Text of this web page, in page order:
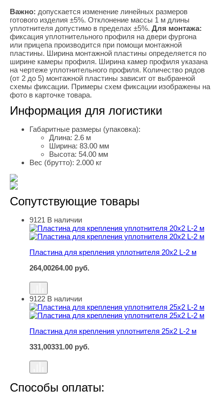
Важно: допускается изменение линейных размеров
готового изделия ±5%. Отклонение массы 1 м длины
уплотнителя допустимо в пределах ±5%. Для монтажа:
фиксация уплотнительного профиля на двери фургона
или прицепа производится при помощи монтажной
пластины. Ширина монтажной пластины определяется по
ширине камеры профиля. Ширина камер профиля указана
на чертеже уплотнительного профиля. Количество рядов
(от 2 до 5) монтажной пластины зависит от выбранной
схемы фиксации. Примеры схем фиксации изображены на
фото в карточке товара.
Информация для логистики
Габаритные размеры (упаковка):
Длина: 2.6 м
Ширина: 83.00 мм
Высота: 54.00 мм
Вес (брутто): 2.000 кг
Сопутствующие товары
Пластина для крепления уплотнителя 20х2 L-2 м
9121 В наличии
Пластина для крепления уплотнителя 20х2 L-2 м
264,00264.00 руб.
Пластина для крепления уплотнителя 25х2 L-2 м
9122 В наличии
Пластина для крепления уплотнителя 25х2 L-2 м
331,00331.00 руб.
Способы оплаты: